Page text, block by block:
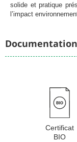
solide et pratique
l’impact
Certificat
BIO